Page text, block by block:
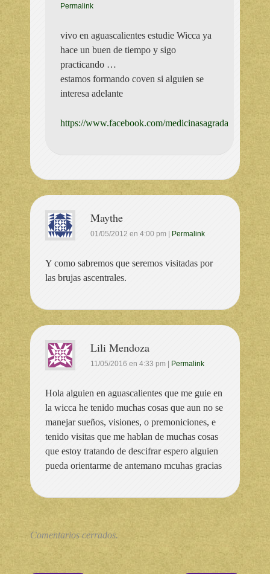
Permalink
vivo en aguascalientes estudie Wicca ya
hace un buen de tiempo y sigo
practicando …
estamos formando coven si alguien se
interesa adelante
https://www.facebook.com/medicinasagrada
Maythe
01/05/2012 en 4:00 pm Permalink
Y como sabremos que seremos visitadas por
las brujas ascentrales.
Lili Mendoza
11/05/2016 en 4:33 pm Permalink
Hola alguien en aguascalientes que me guie en
la wicca he tenido muchas cosas que aun no se
manejar sueños, visiones, o premoniciones, e
tenido visitas que me hablan de muchas cosas
que estoy tratando de descifrar espero alguien
pueda orientarme de antemano mcuhas gracias
Comentarios cerrados.